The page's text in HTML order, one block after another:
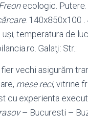
Freonecologic. Putere.
. 140x850x100 .
uşi, temperatura de
ro. Galaţi: Str.:
vechi asigurăm
mese reci, vitrine
cu experienta execut
– Bucuresti –